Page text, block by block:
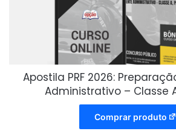
Apostila PRF 2026:
Administrativo – Classe
Comprar produto